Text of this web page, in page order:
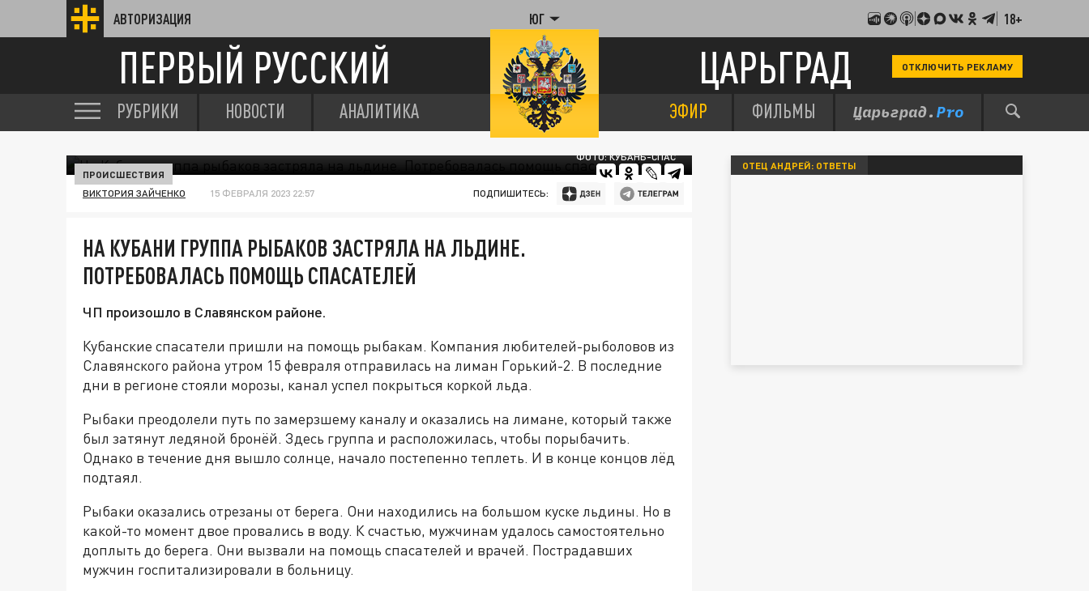
АВТОРИЗАЦИЯ ЮГ 18+
ПЕРВЫЙ РУССКИЙ ЦАРЬГРАД ОТКЛЮЧИТЬ РЕКЛАМУ
РУБРИКИ НОВОСТИ АНАЛИТИКА ЭФИР ФИЛЬМЫ
ФОТО: КУБАНЬ-СПАС
ПРОИСШЕСТВИЯ
ВИКТОРИЯ ЗАЙЧЕНКО 15 ФЕВРАЛЯ 2023 22:57 ПОДПИШИТЕСЬ:
НА КУБАНИ ГРУППА РЫБАКОВ ЗАСТРЯЛА НА ЛЬДИНЕ.
ПОТРЕБОВАЛАСЬ ПОМОЩЬ СПАСАТЕЛЕЙ
ЧП произошло в Славянском районе.
Кубанские спасатели пришли на помощь рыбакам. Компания любителей-рыболовов из
Славянского района утром 15 февраля отправилась на лиман Горький-2. В последние
дни в регионе стояли морозы, канал успел покрыться коркой льда.
Рыбаки преодолели путь по замерзшему каналу и оказались на лимане, который также
был затянут ледяной бронёй. Здесь группа и расположилась, чтобы порыбачить.
Однако в течение дня вышло солнце, начало постепенно теплеть. И в конце концов лёд
подтаял.
Рыбаки оказались отрезаны от берега. Они находились на большом куске льдины. Но в
какой-то момент двое провались в воду. К счастью, мужчинам удалось самостоятельно
доплыть до берега. Они вызвали на помощь спасателей и врачей. Пострадавших
мужчин госпитализировали в больницу.
ОТЕЦ АНДРЕЙ: ОТВЕТЫ